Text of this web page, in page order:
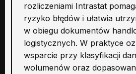
rozliczeniami Intrastat
ryzyko błędów i ułatwia
w obiegu dokumentów
logistycznych. W praktyce
wsparcie przy klasyfikacji
wolumenów oraz